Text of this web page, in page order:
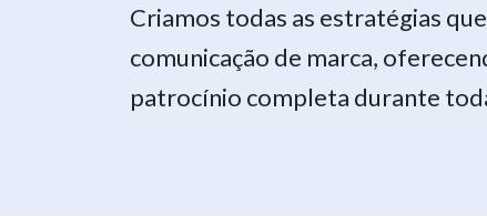
Criamos todas as estratégias
comunicação de marca,
patrocínio completa durante